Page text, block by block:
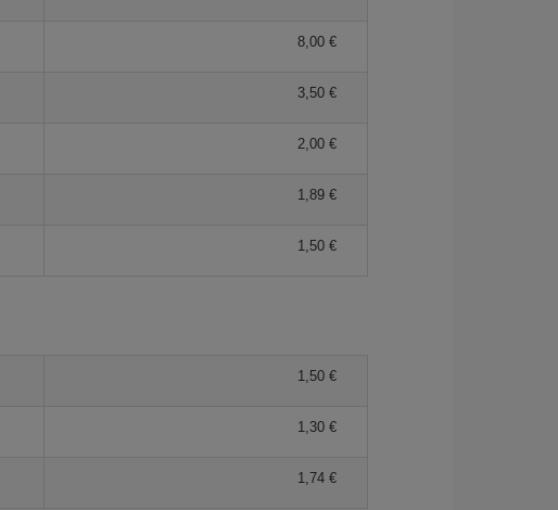
8,00
3,50
2,00
1,89
1,50
1,50
1,30
1,74